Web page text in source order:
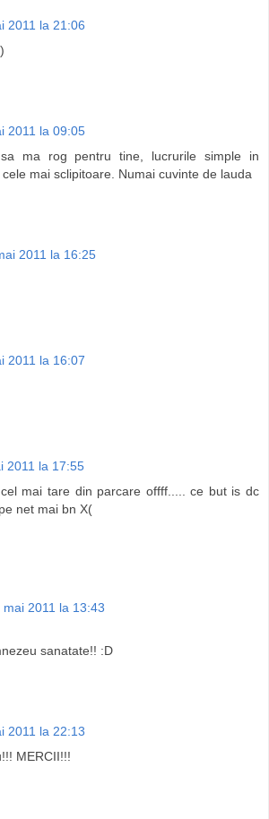
2011 la 21:06
2011 la 09:05
ma rog pentru tine, lucrurile simple in
mai sclipitoare. Numai cuvinte de lauda
2011 la 16:25
2011 la 16:07
2011 la 17:55
mai tare din parcare offff..... ce but is dc
net mai bn X(
mai 2011 la 13:43
sanatate!! :D
2011 la 22:13
MERCII!!!